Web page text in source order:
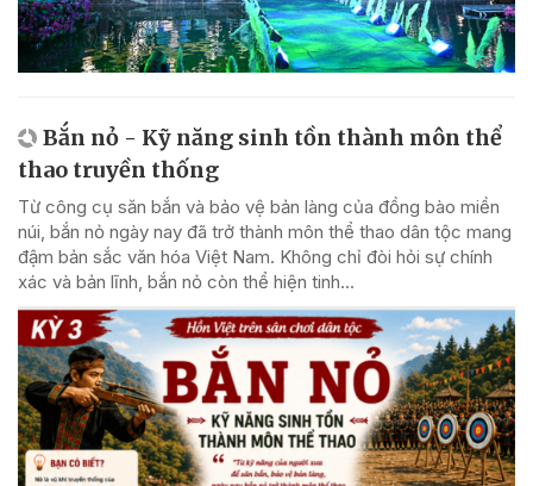
Bắn nỏ - Kỹ năng sinh tồn thành môn thể
thao truyền thống
Từ công cụ săn bắn và bảo vệ bản làng của đồng bào miền
núi, bắn nỏ ngày nay đã trở thành môn thể thao dân tộc mang
đậm bản sắc văn hóa Việt Nam. Không chỉ đòi hỏi sự chính
xác và bản lĩnh, bắn nỏ còn thể hiện tinh...